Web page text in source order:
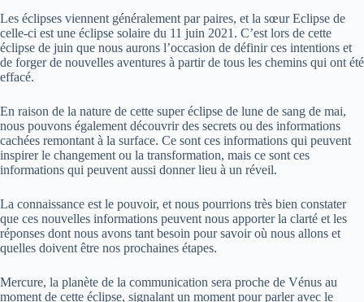
Les éclipses viennent généralement par paires, et la sœur Eclipse de
celle-ci est une éclipse solaire du 11 juin 2021. C’est lors de cette
éclipse de juin que nous aurons l’occasion de définir ces intentions et
de forger de nouvelles aventures à partir de tous les chemins qui ont été
effacé.
En raison de la nature de cette super éclipse de lune de sang de mai,
nous pouvons également découvrir des secrets ou des informations
cachées remontant à la surface. Ce sont ces informations qui peuvent
inspirer le changement ou la transformation, mais ce sont ces
informations qui peuvent aussi donner lieu à un réveil.
La connaissance est le pouvoir, et nous pourrions très bien constater
que ces nouvelles informations peuvent nous apporter la clarté et les
réponses dont nous avons tant besoin pour savoir où nous allons et
quelles doivent être nos prochaines étapes.
Mercure, la planète de la communication sera proche de Vénus au
moment de cette éclipse, signalant un moment pour parler avec le